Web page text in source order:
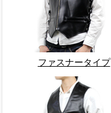
ファスナータイプ